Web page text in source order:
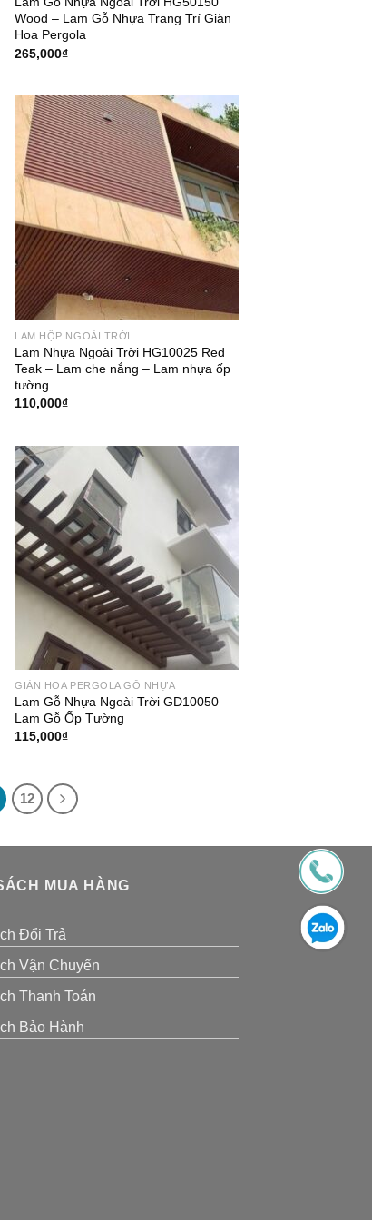
Wood – Lam Gỗ Nhựa Trang Trí Giàn
Hoa Pergola
265,000₫
LAM HỘP NGOÀI TRỜI
Lam Nhựa Ngoài Trời HG10025 Red
Teak – Lam che nắng – Lam nhựa ốp
tường
110,000₫
GIÀN HOA PERGOLA GỖ NHỰA
Lam Gỗ Nhựa Ngoài Trời GD10050 –
Lam Gỗ Ốp Tường
115,000₫
12
MUA HÀNG
Đổi Trả
Vận Chuyển
Thanh Toán
Bảo Hành